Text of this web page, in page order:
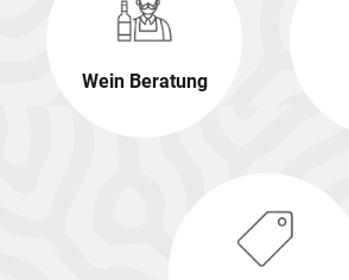
Wein Beratung